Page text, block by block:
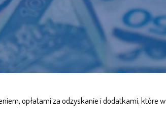
opłatami za odzyskanie i dodatkami, które w